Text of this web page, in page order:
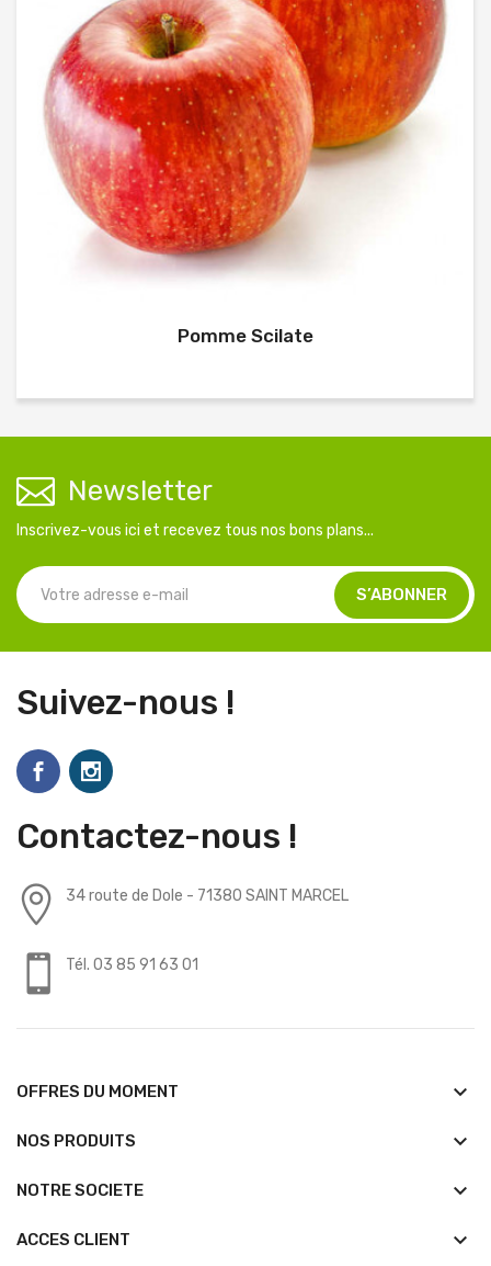
Pomme Scilate
Newsletter
Inscrivez-vous ici et recevez tous nos bons plans...
Suivez-nous !
Contactez-nous !
34 route de Dole - 71380 SAINT MARCEL
Tél. 03 85 91 63 01
OFFRES DU MOMENT keyboard_arrow_down
NOS PRODUITS keyboard_arrow_down
NOTRE SOCIETE keyboard_arrow_down
ACCES CLIENT keyboard_arrow_down